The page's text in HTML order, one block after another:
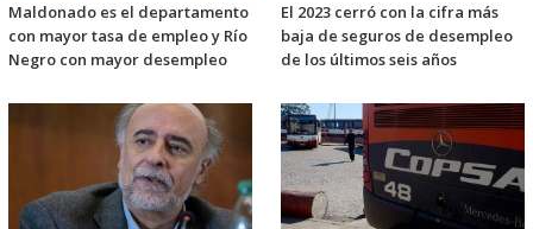
Maldonado es el departamento
con mayor tasa de empleo y Río
Negro con mayor desempleo
El 2023 cerró con la cifra más
baja de seguros de desempleo
de los últimos seis años